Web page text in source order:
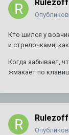
Rulezoff
Кто шился у
и стрелочками,
Когда забывает,
жмакает по
Rulezoff